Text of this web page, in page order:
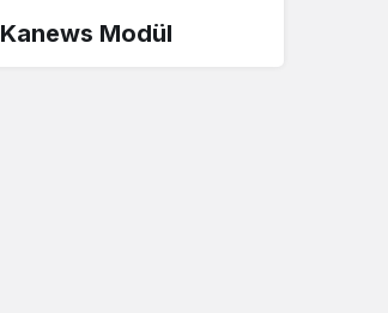
Kanews Modül